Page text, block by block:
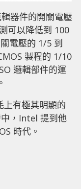
器件的開關電壓
可以降低到 100
電壓的 1/5 到
製程的 1/10
邏輯部件的運
上有極其明顯的
，Intel 提到他
時代。